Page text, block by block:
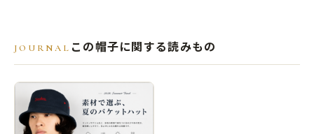
JOURNAL この帽子に関する読みもの